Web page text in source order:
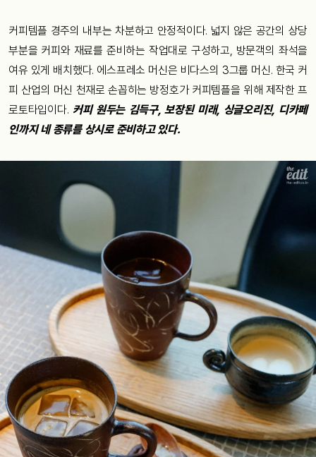
커피템플 경주의 내부는 차분하고 안정적이다. 넓지 않은 공간의 상당
부분을 커피와 재료를 준비하는 작업대로 구성하고, 방문객의 좌석을
여유 있게 배치했다. 에스프레소 머신은 비다스의 3그룹 머신. 한국 커
피 산업의 머신 천재로 손꼽히는 방정호가 커피템플을 위해 제작한 프
로토타입이다. 커피 원두는 김득구, 보장된 미래, 싱글오리진, 디카페
인까지 네 종류를 상시로 준비하고 있다.